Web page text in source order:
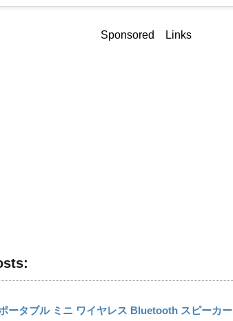
Sponsored Links
ータブル ミニ ワイヤレス Bluetooth スピーカー